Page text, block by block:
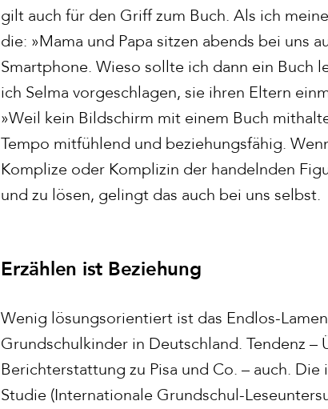
gilt auch für den Griff zum Buch. Als ich
die: »Mama und Papa sitzen abends bei uns
Smartphone. Wieso sollte ich dann ein Buch
ich Selma vorgeschlagen, sie ihren Eltern
»Weil kein Bildschirm mit einem Buch
Tempo mitfühlend und beziehungsfähig.
Komplize oder Komplizin der handelnden
und zu lösen, gelingt das auch bei uns selbst.
Erzählen ist Beziehung
Wenig lösungsorientiert ist das Endlos-
Grundschulkinder in Deutschland. Tendenz
Berichterstattung zu Pisa und Co. – auch.
Studie (Internationale Grundschul-